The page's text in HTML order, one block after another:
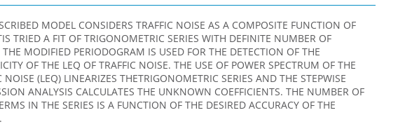
MODEL CONSIDERS TRAFFIC NOISE AS A COMPOSITE FUNCTION OF
TRIED A FIT OF TRIGONOMETRIC SERIES WITH DEFINITE NUMBER OF
MODIFIED PERIODOGRAM IS USED FOR THE DETECTION OF THE
OF THE LEQ OF TRAFFIC NOISE. THE USE OF POWER SPECTRUM OF THE
NOISE (LEQ) LINEARIZES THETRIGONOMETRIC SERIES AND THE STEPWISE
ANALYSIS CALCULATES THE UNKNOWN COEFFICIENTS. THE NUMBER OF
IN THE SERIES IS A FUNCTION OF THE DESIRED ACCURACY OF THE